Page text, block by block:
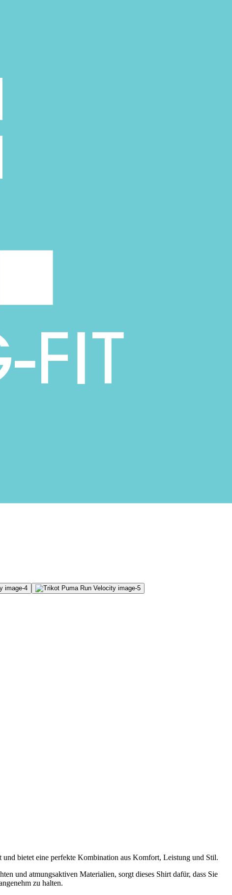
bietet eine perfekte Kombination aus Komfort, Leistung und Stil.
und atmungsaktiven Materialien, sorgt dieses Shirt dafür, dass Sie
zu halten.